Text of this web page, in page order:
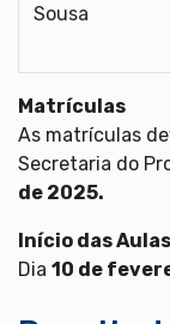
Sousa
Matrículas
As matrículas
Secretaria do
de 2025.
Início das Aulas
Dia 10 de